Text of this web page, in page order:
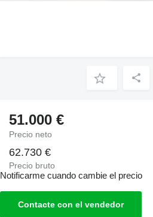
51.000 €
Precio neto
62.730 €
Precio bruto
Notificarme cuando cambie el precio
Contacte con el vendedor